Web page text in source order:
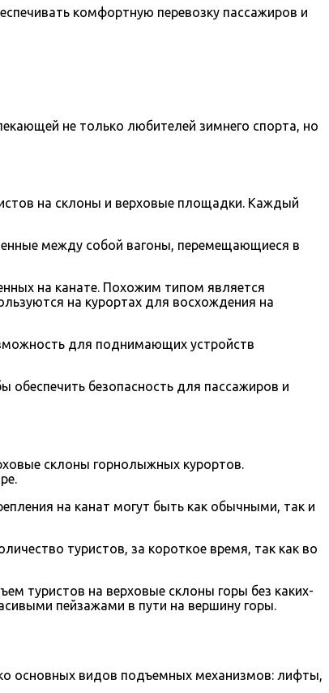
комфортную перевозку пассажиров и
не только любителей зимнего спорта, но
на склоны и верховые площадки. Каждый
между собой вагоны, перемещающиеся в
на канате. Похожим типом является
на курортах для восхождения на
для поднимающих устройств
обеспечить безопасность для пассажиров и
склоны горнолыжных курортов.
на канат могут быть как обычными, так и
туристов, за короткое время, так как во
туристов на верховые склоны горы без каких-
пейзажами в пути на вершину горы.
основных видов подъемных механизмов: лифты,